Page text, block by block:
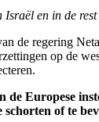
Israël en in de
de regering
op de
Europese
schorten of te